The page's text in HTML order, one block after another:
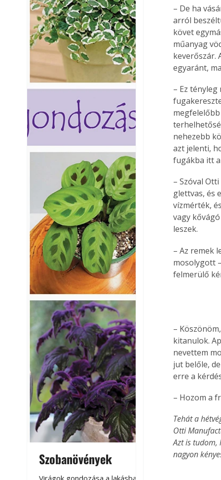
Szobanövények
Virágoskert:
– De ha
arról
követ
műanyag
keverőszár.
egyaránt,
– Ez
nehezebb
azt jelenti,
fugákba itt
– Szóval
glettvas, és
vízmérték,
vagy
leszek.
– Az remek
mosolygott
felmerülő
–
kitanulok.
nevettem
jut belőle,
erre a
– Hozom a
Tehát a
Otti
Azt is tudom,
nagyon